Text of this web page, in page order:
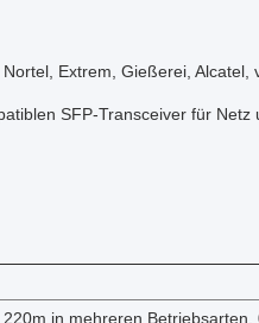
Extrem, Gießerei,
SFP-Transceiver für Netz
in mehreren Betriebsarten,